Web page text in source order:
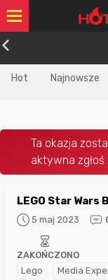
Hot Najnowsze
LEGO Star Wars
5 maj 2023
Lego Media
ZAKOŃCZONO